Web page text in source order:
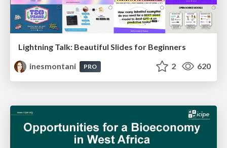
Lightning Talk: Beautiful Slides for Beginners
inesmontani
PRO 2 620